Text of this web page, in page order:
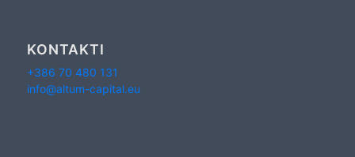
KONTAKTI
+386 70 480 131
info@altum-capital.eu